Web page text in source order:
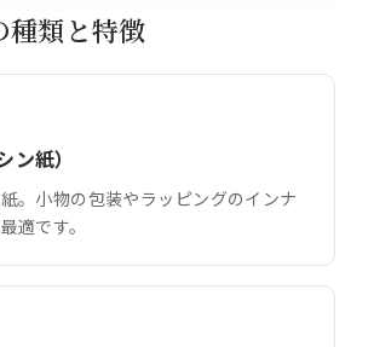
種類と特徴
紙）
。小物の包装やラッピングのインナ
適です。